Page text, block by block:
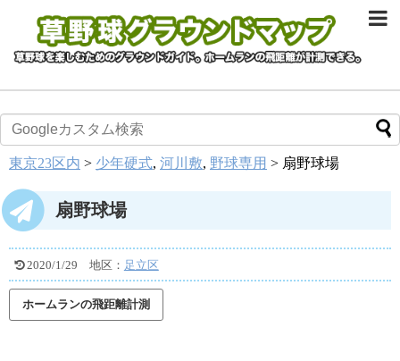
東京23区内 > 少年硬式, 河川敷, 野球専用 > 扇野球場
扇野球場
2020/1/29 地区： 足立区